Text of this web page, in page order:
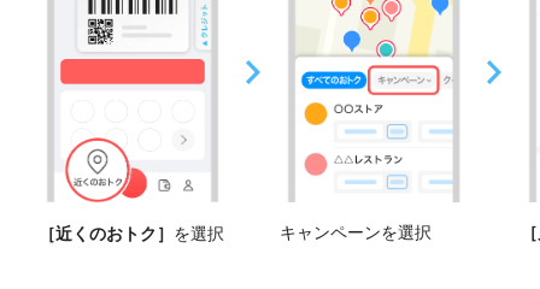
［近くのおトク］ を選択 キャンペーンを選択